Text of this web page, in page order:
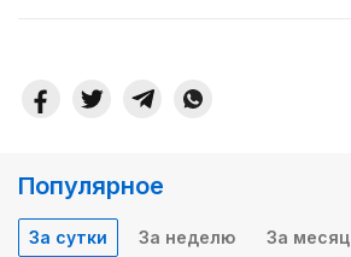
Популярное
За сутки За неделю За месяц